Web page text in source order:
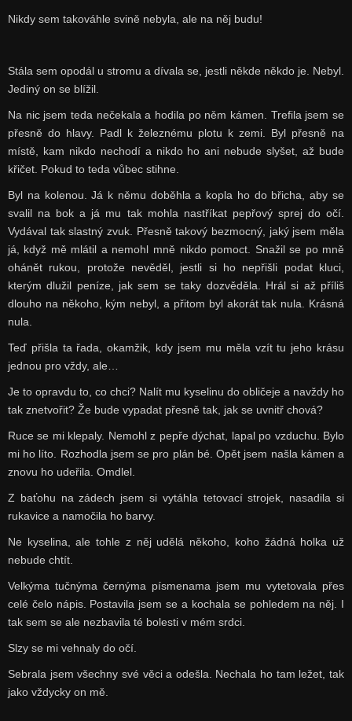
Nikdy sem takováhle svině nebyla, ale na něj budu!
Stála sem opodál u stromu a dívala se, jestli někde někdo je. Nebyl.
Jediný on se blížil.
Na nic jsem teda nečekala a hodila po něm kámen. Trefila jsem se
přesně do hlavy. Padl k železnému plotu k zemi. Byl přesně na
místě, kam nikdo nechodí a nikdo ho ani nebude slyšet, až bude
křičet. Pokud to teda vůbec stihne.
Byl na kolenou. Já k němu doběhla a kopla ho do břicha, aby se
svalil na bok a já mu tak mohla nastříkat pepřový sprej do očí.
Vydával tak slastný zvuk. Přesně takový bezmocný, jaký jsem měla
já, když mě mlátil a nemohl mně nikdo pomoct. Snažil se po mně
ohánět rukou, protože nevěděl, jestli si ho nepřišli podat kluci,
kterým dlužil peníze, jak sem se taky dozvěděla. Hrál si až příliš
dlouho na někoho, kým nebyl, a přitom byl akorát tak nula. Krásná
nula.
Teď přišla ta řada, okamžik, kdy jsem mu měla vzít tu jeho krásu
jednou pro vždy, ale…
Je to opravdu to, co chci? Nalít mu kyselinu do obličeje a navždy ho
tak znetvořit? Že bude vypadat přesně tak, jak se uvnitř chová?
Ruce se mi klepaly. Nemohl z pepře dýchat, lapal po vzduchu. Bylo
mi ho líto. Rozhodla jsem se pro plán bé. Opět jsem našla kámen a
znovu ho udeřila. Omdlel.
Z baťohu na zádech jsem si vytáhla tetovací strojek, nasadila si
rukavice a namočila ho barvy.
Ne kyselina, ale tohle z něj udělá někoho, koho žádná holka už
nebude chtít.
Velkýma tučnýma černýma písmenama jsem mu vytetovala přes
celé čelo nápis. Postavila jsem se a kochala se pohledem na něj. I
tak sem se ale nezbavila té bolesti v mém srdci.
Slzy se mi vehnaly do očí.
Sebrala jsem všechny své věci a odešla. Nechala ho tam ležet, tak
jako vždycky on mě.